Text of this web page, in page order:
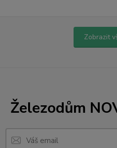
Zobrazit
Železodům